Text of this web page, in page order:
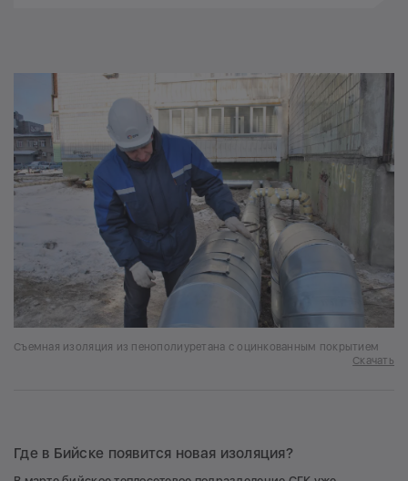
Съемная изоляция из пенополиуретана с оцинкованным покрытием
Скачать
Где в Бийске появится новая изоляция?